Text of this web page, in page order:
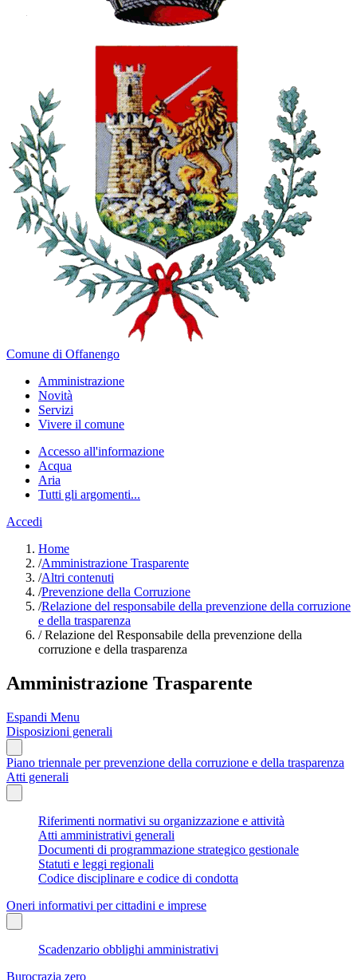
Comune di Offanengo
Amministrazione
Novità
Servizi
Vivere il comune
Accesso all'informazione
Acqua
Aria
Tutti gli argomenti...
Accedi
Home
/Amministrazione Trasparente
/Altri contenuti
/Prevenzione della Corruzione
/Relazione del responsabile della prevenzione della corruzione
e della trasparenza
/Relazione del Responsabile della prevenzione della
corruzione e della trasparenza
Amministrazione Trasparente
Espandi Menu
Disposizioni generali
Piano triennale per prevenzione della corruzione e della trasparenza
Atti generali
Riferimenti normativi su organizzazione e attività
Atti amministrativi generali
Documenti di programmazione strategico gestionale
Statuti e leggi regionali
Codice disciplinare e codice di condotta
Oneri informativi per cittadini e imprese
Scadenzario obblighi amministrativi
Burocrazia zero